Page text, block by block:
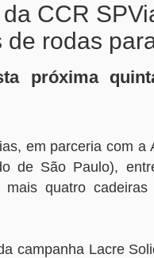
CCR
rodas
próxima
em parceria com a
de São Paulo),
mais quatro
campanha Lacre